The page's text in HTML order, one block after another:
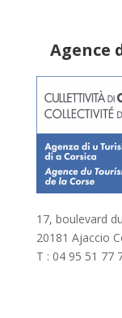
Agence
17, boulevard
20181 Ajaccio
T : 04 95 51 77